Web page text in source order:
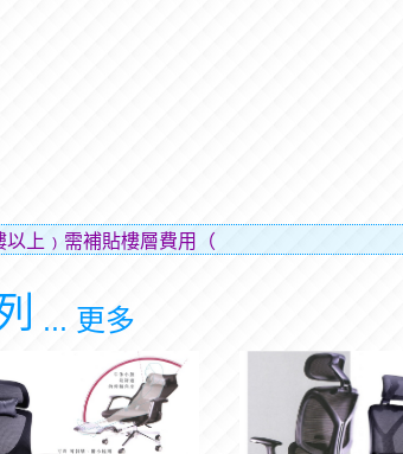
樓層費用（貼補搬運人的辛勞）。
... 更多